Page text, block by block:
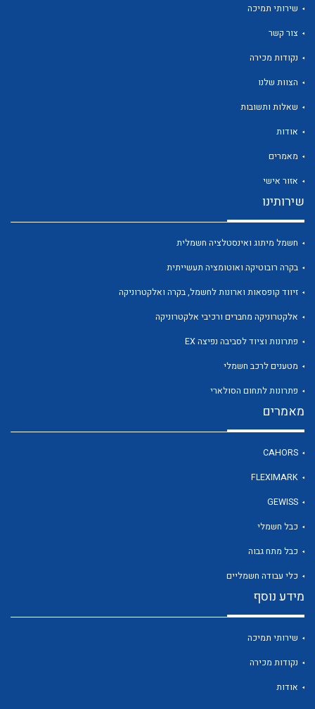
לכל מוצרי היצרן
שירותי תמיכה
צור קשר
נקודות מכירה
הצוות שלנו
שאלות ותשובות
אודות
מאמרים
אזור אישי
שירותינו
חשמל מיתוג ואינסטלציה חשמלית
בקרה רובוטיקה ואוטומציה תעשייתית
זיווד קופסאות וארונות לחשמל, בקרה ואלקטרוניקה
אלקטרוניקה מחברים ורכיבי אלקטרוניקה
פתרונות וציוד לסביבה נפיצה EX
מטענים לרכב חשמלי
פתרונות לתחום הסולארי
מאמרים
CAHORS
FLEXIMARK
GEWISS
כבל חשמלי
כבל מתח גבוה
כלי עבודה חשמליים
מידע נוסף
שירותי תמיכה
נקודות מכירה
אודות